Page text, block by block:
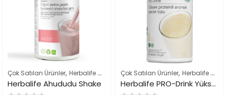
Çok Satılan Ürünler, Herbalife Shake Karışımları ,Herbalife Ürün Listesi
Herbalife Ahududu Shake
Çok Satılan Ürünler, Herbalife Shake Karışımları
Herbalife PRO-Drink Yüksek Proteinli Vanilyalı Shake